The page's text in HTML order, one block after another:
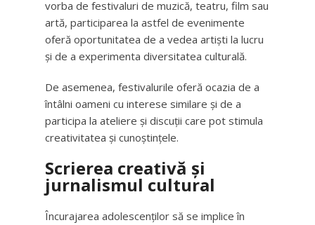
vorba de festivaluri de muzică, teatru, film sau
artă, participarea la astfel de evenimente
oferă oportunitatea de a vedea artiști la lucru
și de a experimenta diversitatea culturală.
De asemenea, festivalurile oferă ocazia de a
întâlni oameni cu interese similare și de a
participa la ateliere și discuții care pot stimula
creativitatea și cunoștințele.
Scrierea creativă și
jurnalismul cultural
Încurajarea adolescenților să se implice în